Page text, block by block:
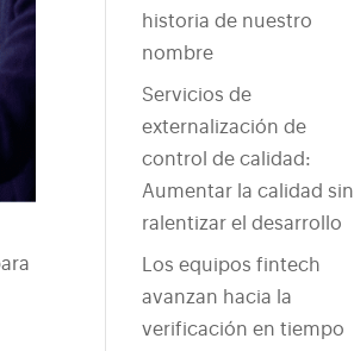
historia de nuestro
nombre
Servicios de
externalización de
control de calidad:
Aumentar la calidad sin
ralentizar el desarrollo
Los equipos fintech
avanzan hacia la
verificación en tiempo